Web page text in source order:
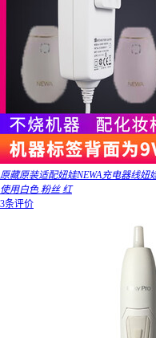
原藏原装适配妞娃NEWA充电器线妞
使用白色 粉丝 红
3条评价